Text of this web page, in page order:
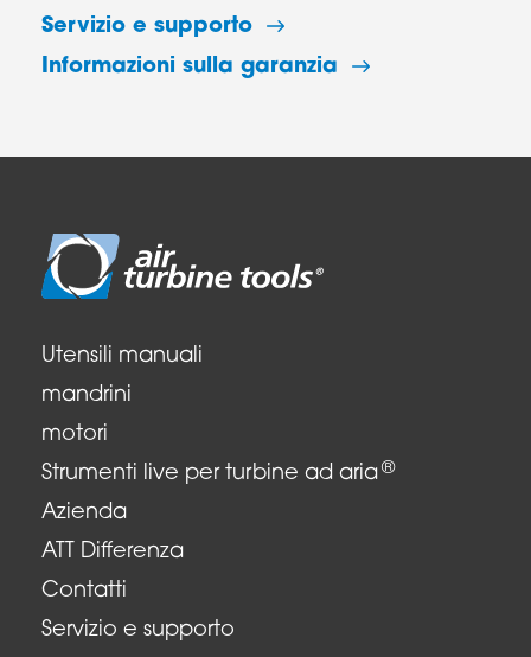
Servizio e supporto
Informazioni sulla garanzia
Utensili manuali
mandrini
motori
Strumenti live per turbine ad aria ®
Azienda
ATT Differenza
Contatti
Servizio e supporto